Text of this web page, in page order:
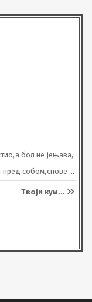
бол не јењава,
пред собом,снове
ниси стигао да
њинова
Твоји кум...